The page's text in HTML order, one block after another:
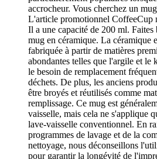
accrocheur. Vous cherchez un
L'article promotionnel CoffeeCup
Il a une capacité de 200 ml. Faites
mug en céramique. La céramique
fabriquée à partir de matières
abondantes telles que l'argile et le
le besoin de remplacement
déchets. De plus, les anciens
être broyés et réutilisés comme
remplissage. Ce mug est
vaisselle, mais cela ne s'applique
lave-vaisselle conventionnel. En
programmes de lavage et de la
nettoyage, nous déconseillons
pour garantir la longévité de